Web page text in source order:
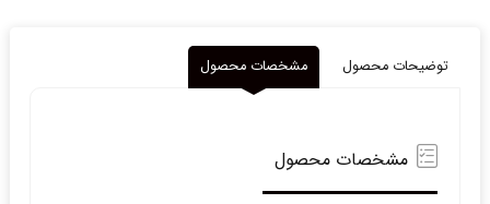
توضیحات محصول مشخصات محصول
مشخصات محصول